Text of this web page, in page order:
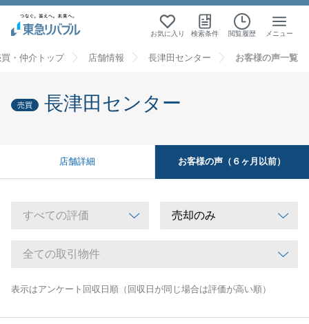
お気に入り 検索条件 閲覧履歴 メニュー
・仲介トップ 店舗情報 長津田センター お客様の声一覧
売買 長津田センター
店舗詳細 お客様の声（６ヶ月以前）
表示はアンケート回収日順（回収日が同じ場合は評価が高い順）